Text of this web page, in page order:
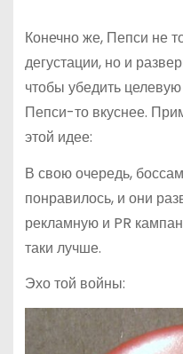
Конечно же, Пепси не
дегустации, но и
чтобы убедить
Пепси-то вкуснее.
этой идее:
В свою очередь,
понравилось, и они
рекламную и PR
таки лучше.
Эхо той войны: